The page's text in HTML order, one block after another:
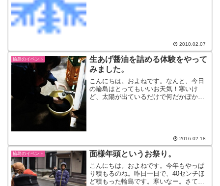
2010.02.07
輪島のイベント
生あげ醤油を詰める体験をやって
みました。
こんにちは。およねです。なんと、今日
の輪島はとってもいいお天気！寒いけ
ど、太陽が出ているだけで何だかぽかぽ
2016.02.18
輪島のイベント 面様年頭というお祭り。
こんにちは。およねです。今年もやっぱ
り積もるのね。昨日一日で、40センチほ
ど積もった輪島です。寒いなー。さて一